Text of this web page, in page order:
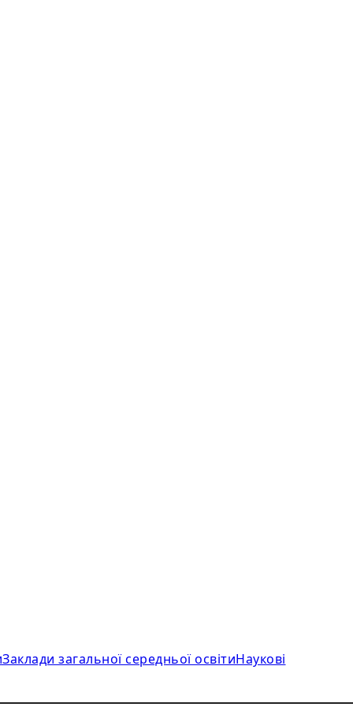
Заклади загальної середньої освітиНаукові